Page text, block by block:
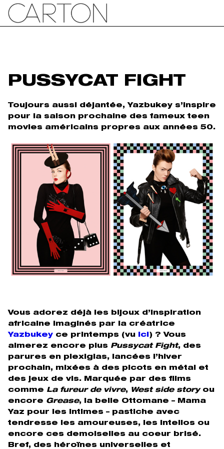
PUSSYCAT FIGHT
Toujours aussi déjantée, Yazbukey s’inspire
pour la saison prochaine des fameux teen
movies américains propres aux années 50.
Vous adorez déjà les bijoux d’inspiration
africaine imaginés par la créatrice
Yazbukey ce printemps (vu ici ) ? Vous
aimerez encore plus Pussycat Fight, des
parures en plexiglas, lancées l’hiver
prochain, mixées à des picots en métal et
des jeux de vis. Marquée par des films
comme La fureur de vivre, West side storyou
encore Grease, la belle Ottomane – Mama
Yaz pour les intimes – pastiche avec
tendresse les amoureuses, les intellos ou
encore ces demoiselles au coeur brisé.
Bref, des héroïnes universelles et